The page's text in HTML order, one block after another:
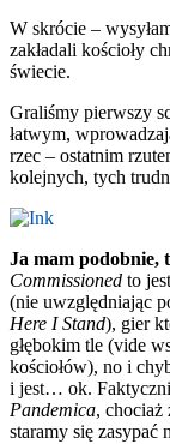
W skrócie –
zakładali kościoły
świecie.
Graliśmy pierwszy
łatwym,
rzec – ostatnim
kolejnych, tych
Ja mam podobnie,
Commissioned to
(nie uwzględniając
Here I Stand), gier
głębokim tle (vide
kościołów), no i
i jest… ok.
Pandemica, chociaż
staramy się zasypać